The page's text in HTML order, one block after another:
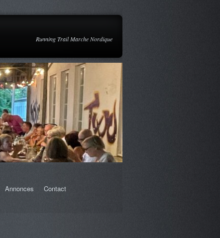
Running Trail Marche Nordique
Annonces Contact